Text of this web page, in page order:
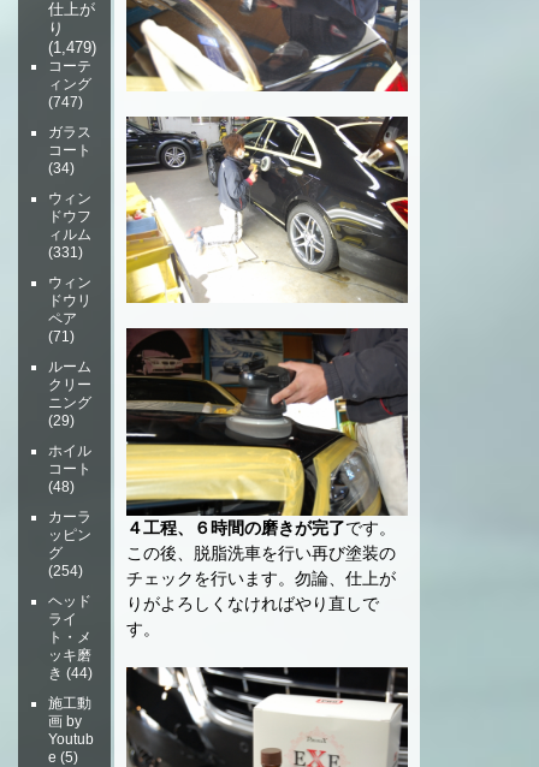
４工程、６時間の磨きが完了です。
この後、脱脂洗車を行い再び塗装の
チェックを行います。勿論、仕上が
りがよろしくなければやり直しで
す。
仕上が
り
(1,479)
コーテ
ィング
(747)
ガラス
コート
(34)
ウィン
ドウフ
ィルム
(331)
ウィン
ドウリ
ペア
(71)
ルーム
クリー
ニング
(29)
ホイル
コート
(48)
カーラ
ッピン
グ
(254)
ヘッド
ライ
ト・メ
ッキ磨
き (44)
施工動
画 by
Youtub
e (5)